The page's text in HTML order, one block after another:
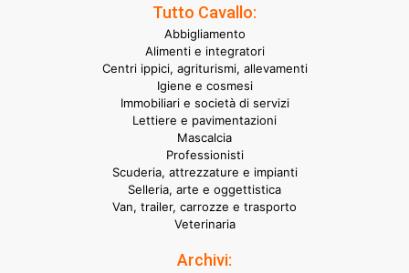
Tutto Cavallo:
Abbigliamento
Alimenti e integratori
Centri ippici, agriturismi, allevamenti
Igiene e cosmesi
Immobiliari e società di servizi
Lettiere e pavimentazioni
Mascalcia
Professionisti
Scuderia, attrezzature e impianti
Selleria, arte e oggettistica
Van, trailer, carrozze e trasporto
Veterinaria
Archivi: